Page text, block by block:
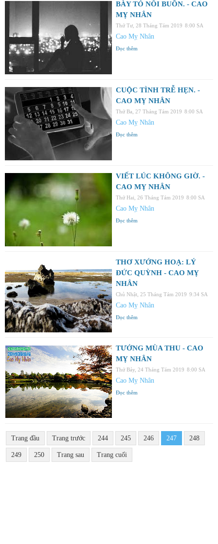
BÀY TỎ NỖI BUỒN. - CAO
MỴ NHÂN
Thứ Tư, 28 Tháng Tám 2019 8:00 SA
Cao Mỵ Nhân
Đọc thêm
CUỘC TÌNH TRỄ HẸN. -
CAO MỴ NHÂN
Thứ Ba, 27 Tháng Tám 2019 8:00 SA
Cao Mỵ Nhân
Đọc thêm
VIẾT LÚC KHÔNG GIỜ. -
CAO MỴ NHÂN
Thứ Hai, 26 Tháng Tám 2019 8:00 SA
Cao Mỵ Nhân
Đọc thêm
THƠ XƯỚNG HOẠ: LÝ
ĐỨC QUỲNH - CAO MỴ
NHÂN
Chủ Nhật, 25 Tháng Tám 2019 9:34 SA
Cao Mỵ Nhân
Đọc thêm
TƯỞNG MÙA THU - CAO
MỴ NHÂN
Thứ Bảy, 24 Tháng Tám 2019 8:00 SA
Cao Mỵ Nhân
Đọc thêm
Trang đầu Trang trước 244 245 246 247 248
249 250 Trang sau Trang cuối